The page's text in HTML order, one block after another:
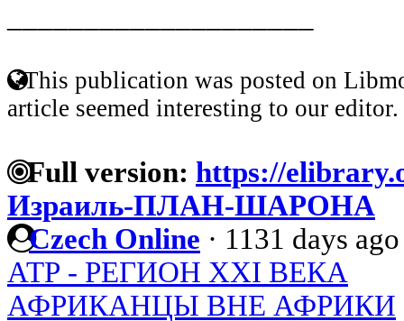
This publication was posted on
article seemed interesting to our editor.
Full version: https://
Израиль-ПЛАН-ШАРОНА
Czech Online · 1131 days ago
АТР - РЕГИОН XXI ВЕКА
АФРИКАНЦЫ ВНЕ АФРИКИ